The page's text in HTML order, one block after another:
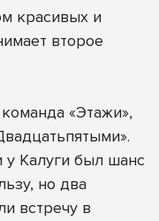
красивых и
второе
«Этажи»,
у Калуги был шанс
но два
встречу в